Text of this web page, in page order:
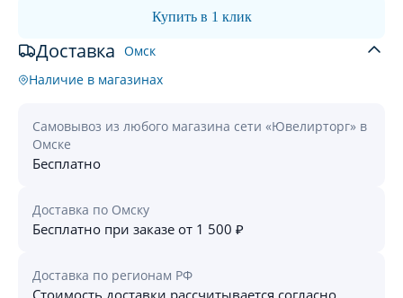
Купить в 1 клик
Доставка Омск
Наличие в магазинах
Самовывоз из любого магазина сети «Ювелирторг» в
Омске
Бесплатно
Доставка по Омску
Бесплатно при заказе от 1 500 ₽
Доставка по регионам РФ
Стоимость доставки рассчитывается согласно